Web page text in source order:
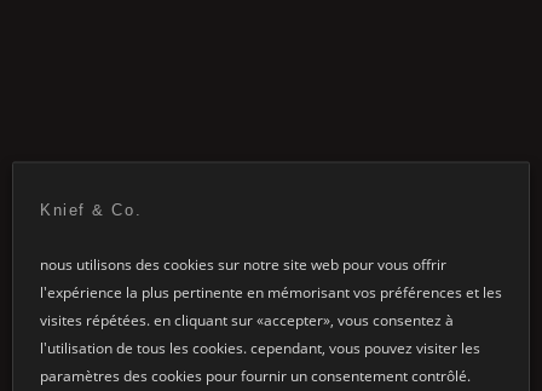
des possibilités infinies...
Knief & Co.
nous utilisons des cookies sur notre site web pour vous offrir
l'expérience la plus pertinente en mémorisant vos préférences et les
visites répétées. en cliquant sur «accepter», vous consentez à
l'utilisation de tous les cookies. cependant, vous pouvez visiter les
paramètres des cookies pour fournir un consentement contrôlé.